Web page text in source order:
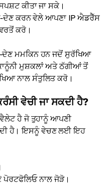
ਕੀਤਾ ਜਾ ਸਕੇ।
ਦੇਣ ਕਰਨ ਵੇਲੇ ਆਪਣਾ IP ਐਡਰੈੱਸ
ਕਰੋ।
ਦੇਣ ਮਮਕਿਨ ਹਨ ਜਦੋਂ ਸੁਰੱਖਿਆ
ਮੁਸ਼ਕਲਾਂ ਅਤੇ ਠੱਗੀਆਂ ਤੋਂ
ਨਾਲ ਸੰਤੁਲਿਤ ਕਰੋ।
ਵੇਚੀ ਜਾ ਸਕਦੀ ਹੈ?
ਹੈ ਜੋ ਤੁਹਾਨੂੰ ਆਪਣੀ
ਹੈ। ਇਸਨੂੰ ਵੇਚਣ ਲਈ ਇਹ
ਨਾਲ ਜੋੜੋ।